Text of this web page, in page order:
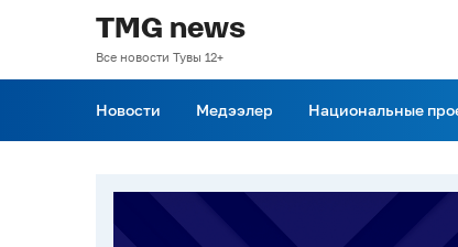
TMG news
Все новости Тувы 12+
Новости Медээлер Национальные